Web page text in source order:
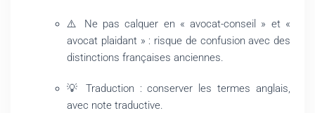
⚠️ Ne pas calquer en « avocat-conseil » et «
avocat plaidant » : risque de confusion avec des
distinctions françaises anciennes.
💡 Traduction : conserver les termes anglais,
avec note traductive.